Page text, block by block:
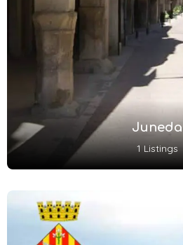
Juneda
1 Listings